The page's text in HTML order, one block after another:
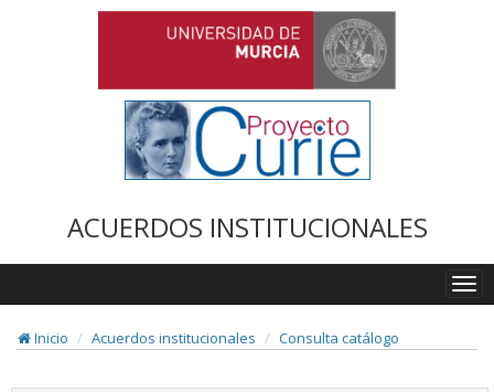
ACUERDOS INSTITUCIONALES
Inicio
Acuerdos institucionales Consulta catálogo